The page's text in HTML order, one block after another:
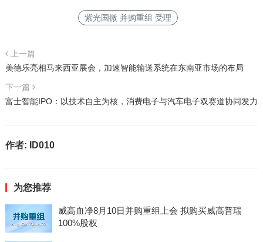
紫光国微 并购重组 受理
上一篇
美德乐亮相马来西亚展会，加速智能输送系统在东南亚市场的布局
下一篇
富士智能IPO：以技术自主为核，消费电子与汽车电子双赛道协同发力
作者: ID010
为您推荐
威高血净8月10日并购重组上会 拟购买威高普瑞
100%股权